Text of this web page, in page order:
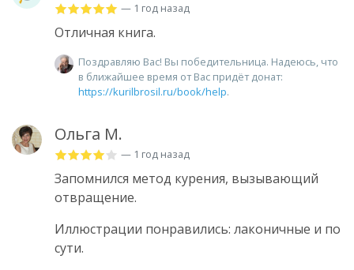
— 1 год назад
Отличная книга.
Поздравляю Вас! Вы победительница. Надеюсь, что
в ближайшее время от Вас придёт донат:
https://kurilbrosil.ru/book/help.
Ольга М.
— 1 год назад
Запомнился метод курения, вызывающий
отвращение.
Иллюстрации понравились: лаконичные и по
сути.